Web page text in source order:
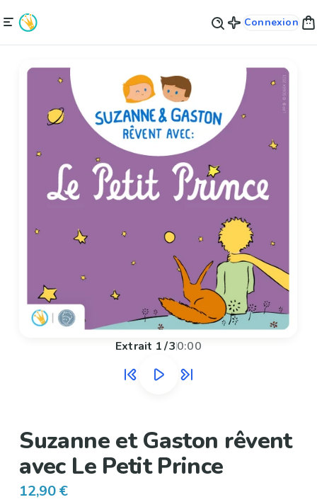
Connexion
Extrait 1/30:00
Suzanne et Gaston rêvent
avec Le Petit Prince
12,90 €